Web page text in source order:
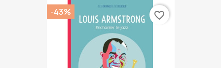
-43% favorite_border